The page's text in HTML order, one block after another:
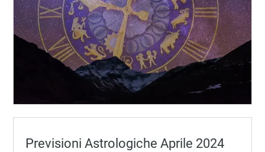
Previsioni Astrologiche Aprile 2024